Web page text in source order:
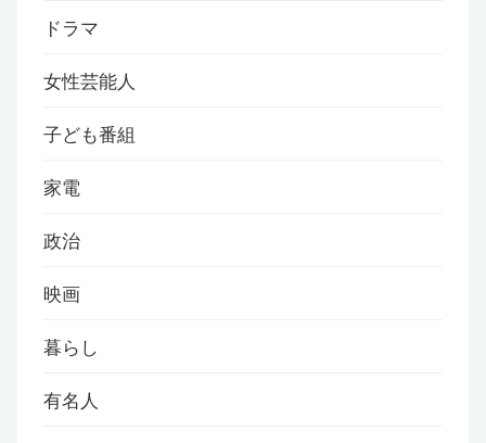
ドラマ
女性芸能人
子ども番組
家電
政治
映画
暮らし
有名人